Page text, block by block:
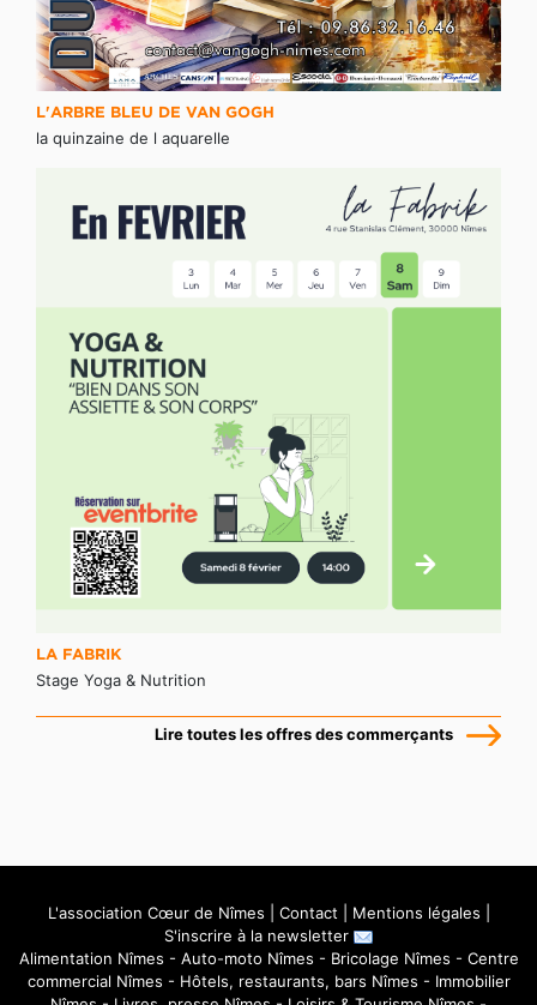
L'ARBRE BLEU DE VAN GOGH
la quinzaine de l aquarelle
LA FABRIK
Stage Yoga & Nutrition
Lire toutes les offres des commerçants
L'association Cœur de Nîmes Contact| Mentions légales
S'inscrire à la newsletter
Alimentation Nîmes - Auto-moto Nîmes - Bricolage Nîmes - Centre
commercial Nîmes - Hôtels, restaurants, bars Nîmes - Immobilier